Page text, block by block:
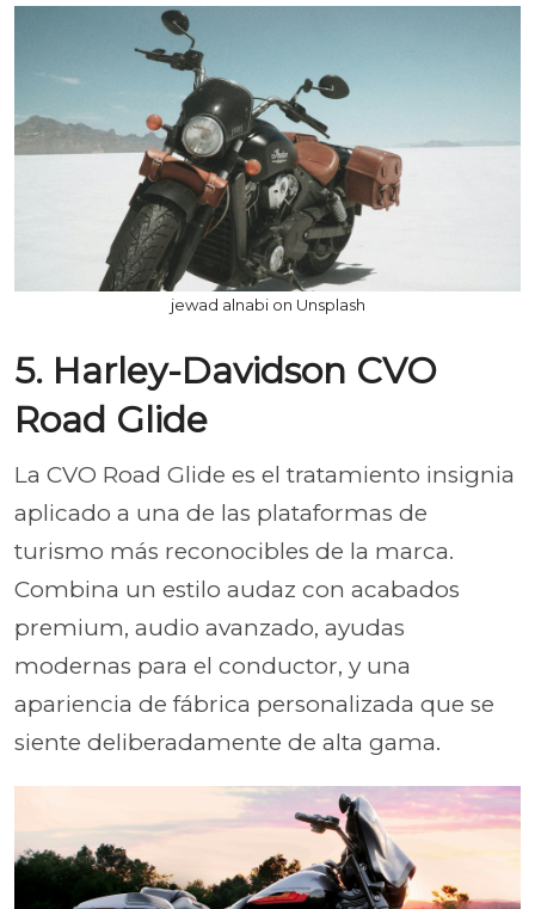
jewad alnabi on Unsplash
5. Harley-Davidson CVO
Road Glide
La CVO Road Glide es el tratamiento insignia
aplicado a una de las plataformas de
turismo más reconocibles de la marca.
Combina un estilo audaz con acabados
premium, audio avanzado, ayudas
modernas para el conductor, y una
apariencia de fábrica personalizada que se
siente deliberadamente de alta gama.